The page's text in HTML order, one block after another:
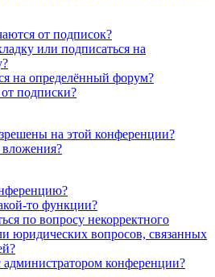
от подписок?
или подписаться на
на определённый форум?
подписки?
на этой конференции?
то функции?
по вопросу некорректного
юридических вопросов, связанных
администратором конференции?